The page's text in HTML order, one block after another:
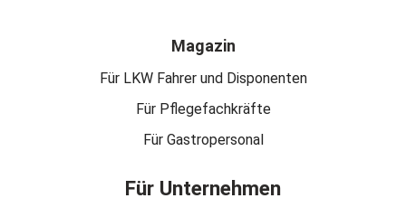
Magazin
Für LKW Fahrer und Disponenten
Für Pflegefachkräfte
Für Gastropersonal
Für Unternehmen